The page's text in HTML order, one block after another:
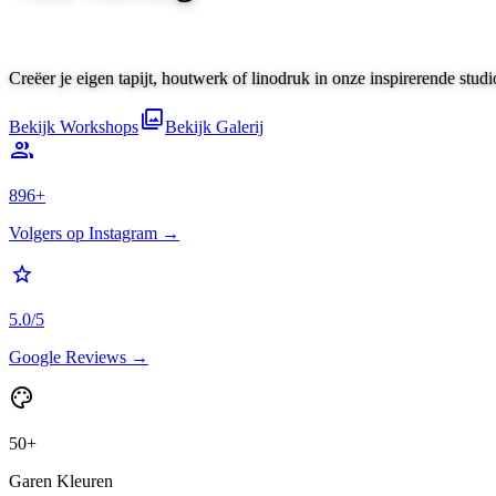
Creëer je eigen tapijt, houtwerk of linodruk in onze inspirerende
Bekijk Workshopsphoto_libraryBekijk Galerij
group
896+
Volgers op Instagram →
star
5.0/5
Google Reviews →
palette
50+
Garen Kleuren